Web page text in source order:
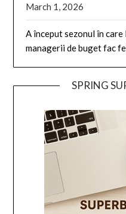
March 1, 2026
A început sezonul în
managerii de buget fac
SPRING